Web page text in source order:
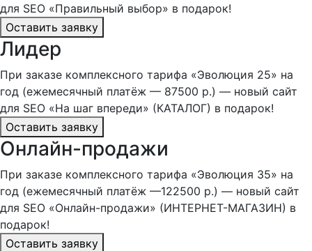
для SEO «Правильный выбор» в подарок!
Оставить заявку
Лидер
При заказе комплексного тарифа «Эволюция 25» на
год (ежемесячный платёж — 87500 р.) — новый сайт
для SEO «На шаг впереди» (КАТАЛОГ) в подарок!
Оставить заявку
Онлайн-продажи
При заказе комплексного тарифа «Эволюция 35» на
год (ежемесячный платёж —122500 р.) — новый сайт
для SEO «Онлайн-продажи» (ИНТЕРНЕТ-МАГАЗИН) в
подарок!
Оставить заявку